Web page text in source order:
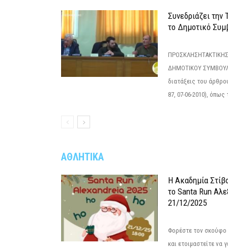
Συνεδριάζει
το Δημοτικό
ΔΗΜΟΤΙΚΟΥ
διατάξεις του
87, 07-06-2010), όπως
ΑΘΛΗΤΙΚΑ
Η Ακαδημία
το Santa Run
21/12/2025
Φορέστε τον σκούφο
και ετοιμαστείτε να